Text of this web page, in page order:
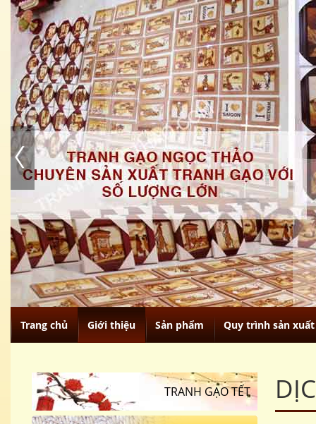
Trang chủ Giới thiệu Sản phẩm Quy trình sản xuất
TRANH GẠO TẾT